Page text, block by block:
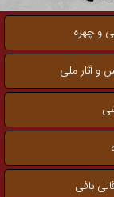
و چهره
و آثار ملی
بافی